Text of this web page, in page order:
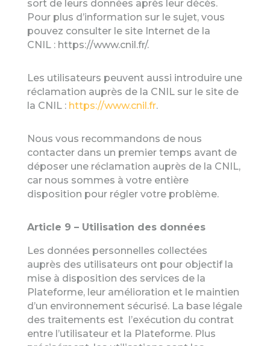
sort de leurs données après leur décès.
Pour plus d’information sur le sujet, vous
pouvez consulter le site Internet de la
CNIL : https://www.cnil.fr/.
Les utilisateurs peuvent aussi introduire une
réclamation auprès de la CNIL sur le site de
la CNIL : https://www.cnil.fr.
Nous vous recommandons de nous
contacter dans un premier temps avant de
déposer une réclamation auprès de la CNIL,
car nous sommes à votre entière
disposition pour régler votre problème.
Article 9 – Utilisation des données
Les données personnelles collectées
auprès des utilisateurs ont pour objectif la
mise à disposition des services de la
Plateforme, leur amélioration et le maintien
d’un environnement sécurisé. La base légale
des traitements est l’exécution du contrat
entre l’utilisateur et la Plateforme. Plus